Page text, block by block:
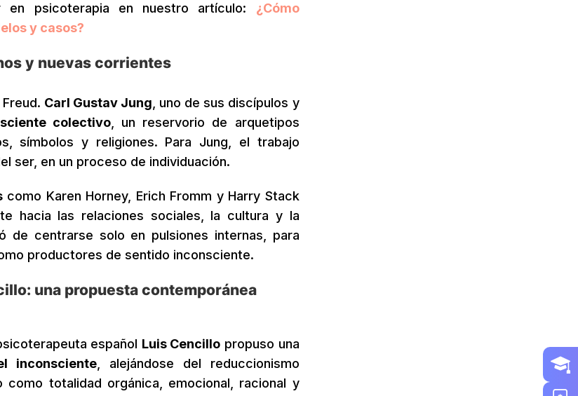
psicoterapia en nuestro artículo: ¿Cómo
y casos?
y nuevas corrientes
Carl Gustav Jung , uno de sus discípulos y
colectivo , un reservorio de arquetipos
símbolos y religiones. Para Jung, el trabajo
ser, en un proceso de individuación.
como Karen Horney, Erich Fromm y Harry Stack
hacia las relaciones sociales, la cultura y la
de centrarse solo en pulsiones internas, para
productores de sentido inconsciente.
una propuesta contemporánea
español Luis Cencillo propuso una
inconsciente, alejándose del reduccionismo
totalidad orgánica, emocional, racional y